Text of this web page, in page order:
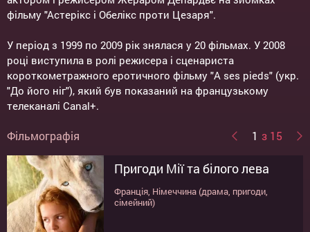
фільму "Астерікс і Обелікс проти Цезаря".
У період з 1999 по 2009 рік знялася у 20 фільмах. У 2008
році виступила в ролі режисера і сценариста
короткометражного еротичного фільму "A ses pieds" (укр.
"До його ніг"), який був показаний на французькому
телеканалі Canal+.
Фільмографія 1 з 15
Пригоди Мії та білого лева
Франція, Німеччина (драма, пригоди,
сімейний)
Галвестон
США (трилер, драма, бойовик)
Син
Франція, Бельгія (трилер, драма)
Серцеїд: повернення героя
Франція (комедія)
Вічність
Франція (драма)
Біля моря
США (драма, мелодрама)
Ворог
Канада, Іспанія (трилер)
Ілюзія обману
Франція, США (трилер, кримінал)
Франкофония. Мир кино
Бельгия, Египет, Канада, Ливан, Марокко,
Франция (фестиваль)
Облава
Германия, Франция, Венгрия (драма)
Концерт
Франция, Италия, Бельгия, Румыния
(комедія, мюзикл)
Джек и Джил: Любов на
валізах
Канада, Франция (драма, комедія)
У кожного Джека є своя Джил
Канада, Франція (драма, комедія)
Вбивця
Франция (драма)
Мое сердце биться перестало
Франция (драма)